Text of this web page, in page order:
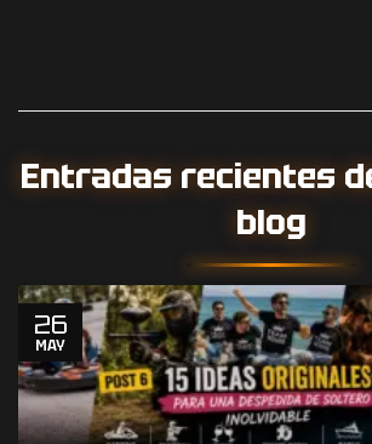
Entradas recientes
blog
26
MAY